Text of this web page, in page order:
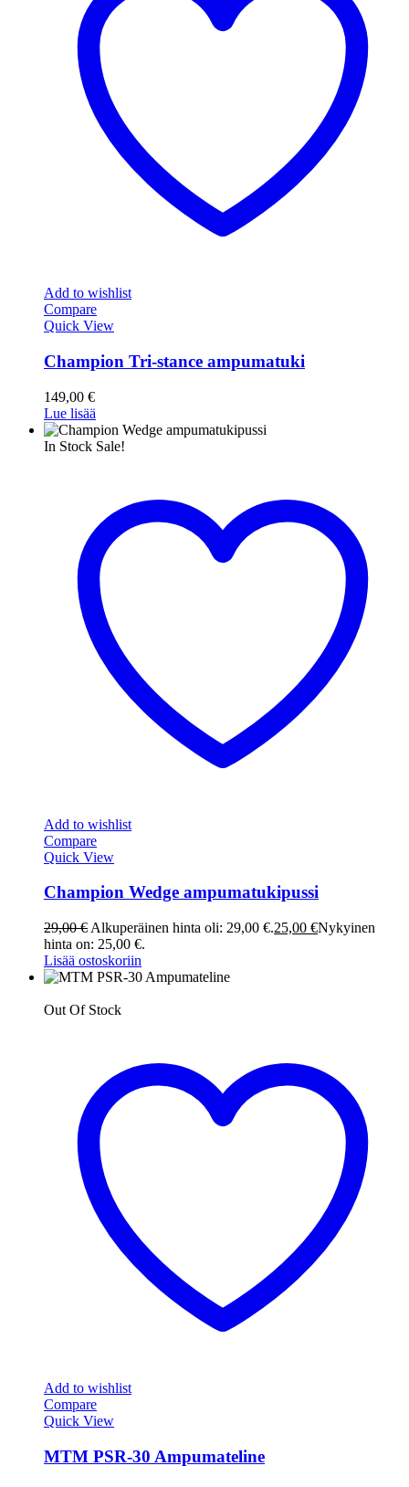
Add to wishlist
Compare
Quick View
Champion Tri-stance ampumatuki
149,00 €
Lue lisää
In Stock Sale!
Add to wishlist
Compare
Quick View
Champion Wedge ampumatukipussi
29,00€ Alkuperäinen hinta oli: 29,00 €.25,00 €Nykyinen
hinta on: 25,00 €.
Lisää ostoskoriin
Out Of Stock
Add to wishlist
Compare
Quick View
MTM PSR-30 Ampumateline